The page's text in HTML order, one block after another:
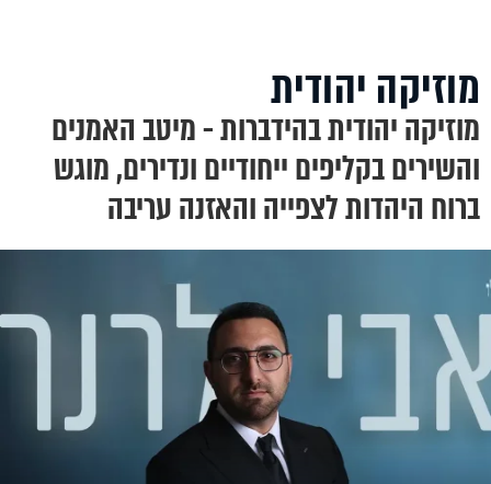
מוזיקה יהודית
מוזיקה יהודית בהידברות - מיטב האמנים
והשירים בקליפים ייחודיים ונדירים, מוגש
ברוח היהדות לצפייה והאזנה עריבה